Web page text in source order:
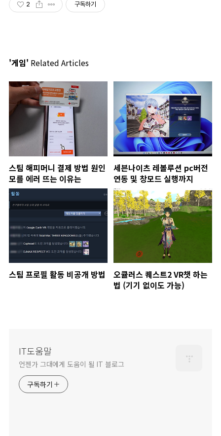
2 구독하기
'게임' Related Articles
스팀 해피머니 결제 방법 원인
모를 에러 뜨는 이유는
세븐나이츠 레볼루션 pc버전
연동 및 창모드 실행까지
스팀 프로필 활동 비공개 방법
오큘러스 퀘스트2 VR챗 하는
법 (기기 없이도 가능)
IT도움말
언젠가 그대에게 도움이 될 IT 블로그
구독하기